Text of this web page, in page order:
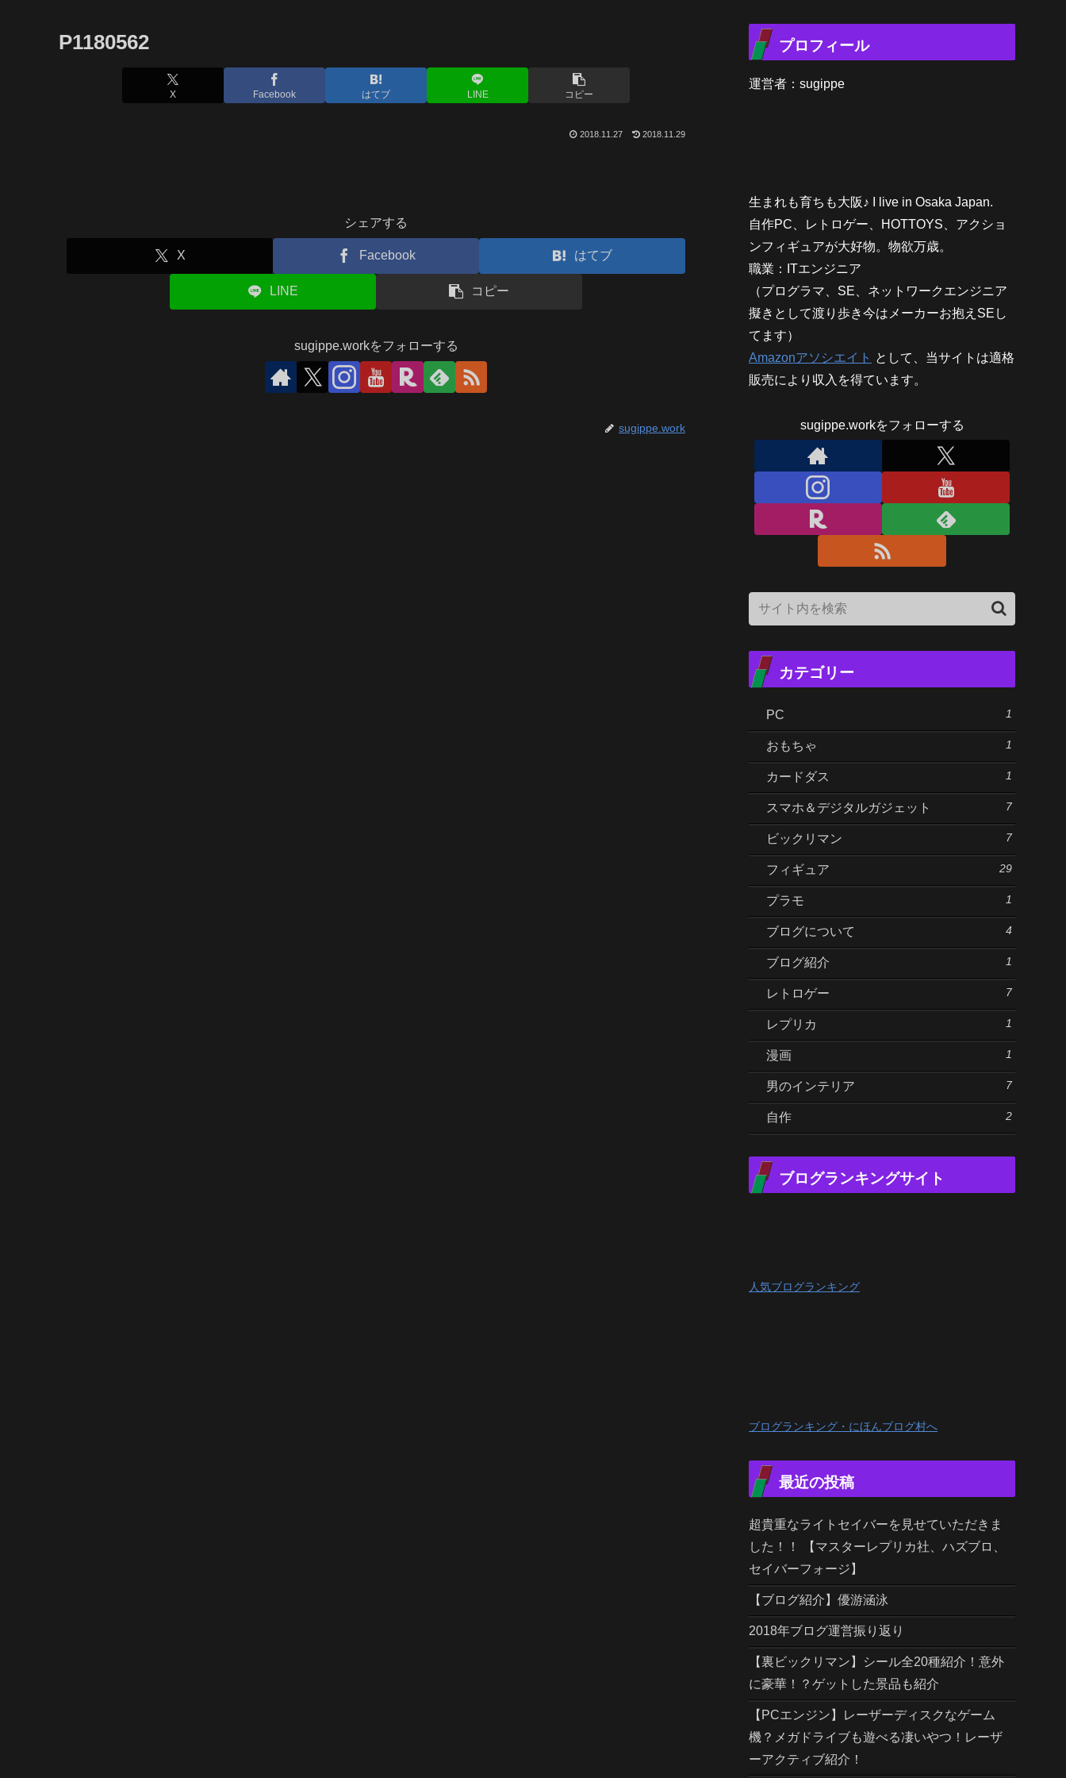
P1180562
X Facebook はてブ LINE コピー
2018.11.27 2018.11.29
シェアする
X Facebook はてブ
LINE コピー
sugippe.workをフォローする
sugippe.work
プロフィール
運営者：sugippe
生まれも育ちも大阪♪ I live in Osaka Japan.
自作PC、レトロゲー、HOTTOYS、アクショ
ンフィギュアが大好物。物欲万歳。
職業：ITエンジニア
（プログラマ、SE、ネットワークエンジニア
擬きとして渡り歩き今はメーカーお抱えSEし
てます）
Amazonアソシエイト として、当サイトは適格
販売により収入を得ています。
sugippe.workをフォローする
カテゴリー
PC 1
おもちゃ 1
カードダス 1
スマホ＆デジタルガジェット 7
ビックリマン 7
フィギュア 29
プラモ 1
ブログについて 4
ブログ紹介 1
レトロゲー 7
レプリカ 1
漫画 1
男のインテリア 7
自作 2
ブログランキングサイト
人気ブログランキング
ブログランキング・にほんブログ村へ
最近の投稿
超貴重なライトセイバーを見せていただきま
した！！ 【マスターレプリカ社、ハズブロ、
セイバーフォージ】
【ブログ紹介】優游涵泳
2018年ブログ運営振り返り
【裏ビックリマン】シール全20種紹介！意外
に豪華！？ゲットした景品も紹介
【PCエンジン】レーザーディスクなゲーム
機？メガドライブも遊べる凄いやつ！レーザ
ーアクティブ紹介！